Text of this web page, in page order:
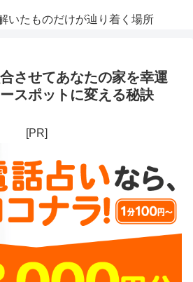
いたものだけが辿り着く場所
させてあなたの家を幸運
スポットに変える秘訣
[PR]